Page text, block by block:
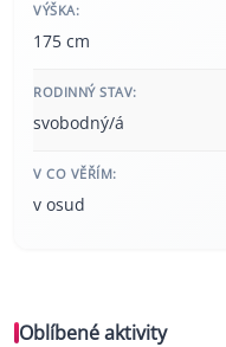
VÝŠKA:
175 cm
RODINNÝ STAV:
svobodný/á
V CO VĚŘÍM:
v osud
Oblíbené aktivity